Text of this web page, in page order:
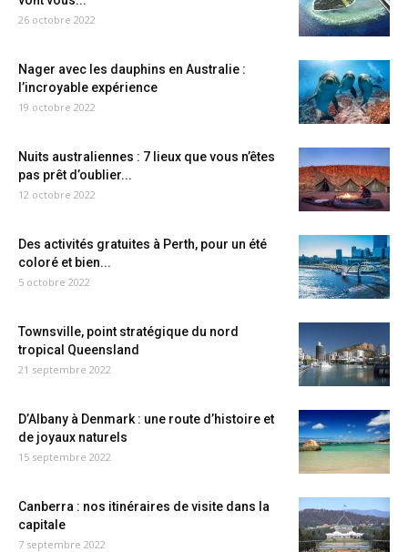
26 octobre 2022
Nager avec les dauphins en Australie :
l’incroyable expérience
19 octobre 2022
Nuits australiennes : 7 lieux que vous n’êtes
pas prêt d’oublier...
12 octobre 2022
Des activités gratuites à Perth, pour un été
coloré et bien...
5 octobre 2022
Townsville, point stratégique du nord
tropical Queensland
21 septembre 2022
D’Albany à Denmark : une route d’histoire et
de joyaux naturels
15 septembre 2022
Canberra : nos itinéraires de visite dans la
capitale
7 septembre 2022